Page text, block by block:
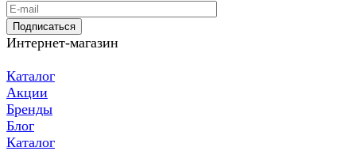
Подписаться
Интернет-магазин
Каталог
Акции
Бренды
Блог
Каталог